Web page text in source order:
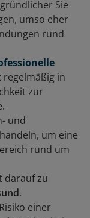
Sie
umso eher
rund
regelmäßig in
zur
und
um eine
rund um
darauf zu
.
einer